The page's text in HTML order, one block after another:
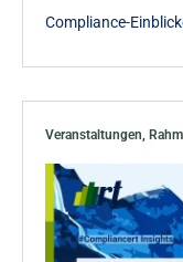
Compliance-
Veranstaltungen,